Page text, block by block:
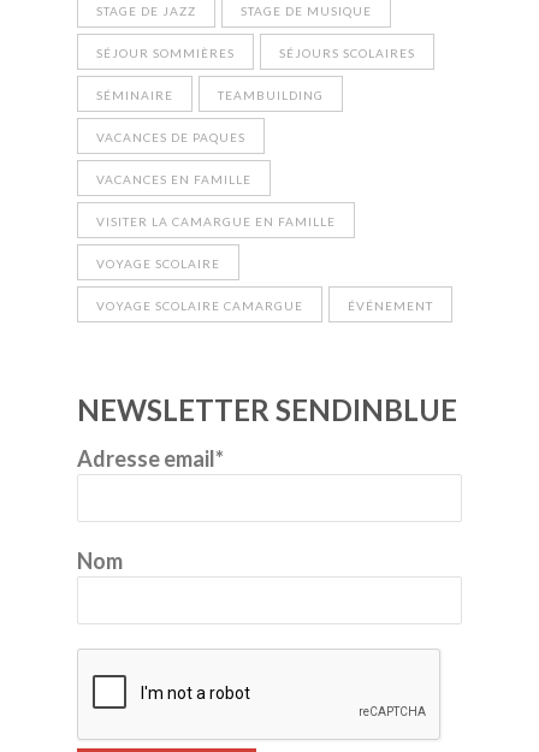
STAGE DE JAZZ STAGE DE MUSIQUE
SÉJOUR SOMMIÈRES SÉJOURS SCOLAIRES
SÉMINAIRE TEAMBUILDING
VACANCES DE PAQUES
VACANCES EN FAMILLE
VISITER LA CAMARGUE EN FAMILLE
VOYAGE SCOLAIRE
VOYAGE SCOLAIRE CAMARGUE ÉVÉNEMENT
NEWSLETTER SENDINBLUE
Adresse email*
Nom